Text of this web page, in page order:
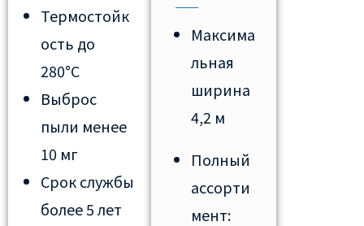
Термостойк
ость до
280°C
Выброс
пыли менее
10 мг
Срок службы
более 5 лет
Максима
льная
ширина
4,2 м
Полный
ассорти
мент: